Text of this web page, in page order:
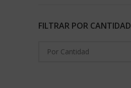
FILTRAR POR CANTIDAD
Por Cantidad